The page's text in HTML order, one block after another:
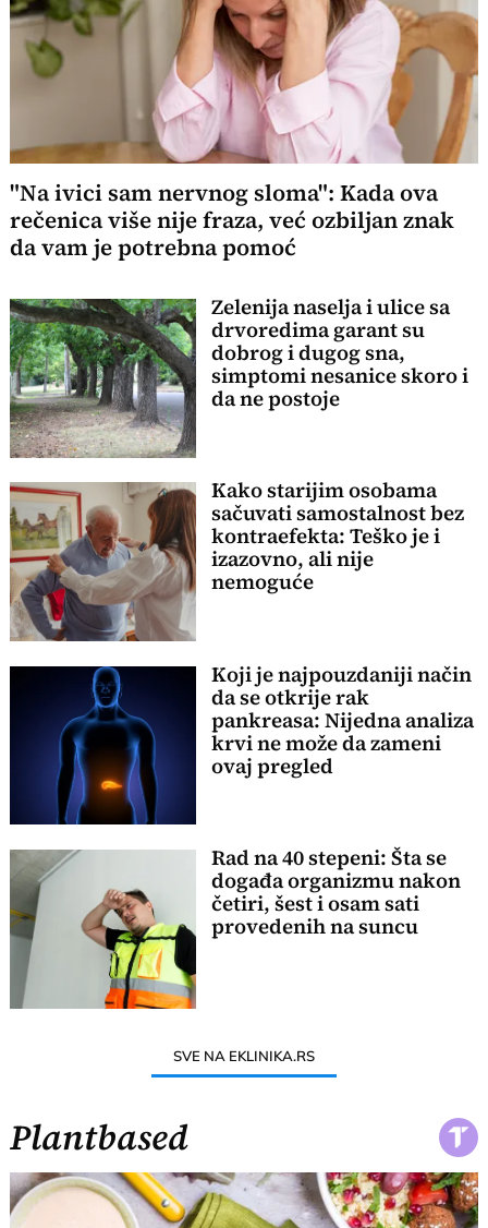
"Na ivici sam nervnog sloma": Kada ova
rečenica više nije fraza, već ozbiljan znak
da vam je potrebna pomoć
Zelenija naselja i ulice sa
drvoredima garant su
dobrog i dugog sna,
simptomi nesanice skoro i
da ne postoje
Kako starijim osobama
sačuvati samostalnost bez
kontraefekta: Teško je i
izazovno, ali nije
nemoguće
Koji je najpouzdaniji način
da se otkrije rak
pankreasa: Nijedna analiza
krvi ne može da zameni
ovaj pregled
Rad na 40 stepeni: Šta se
događa organizmu nakon
četiri, šest i osam sati
provedenih na suncu
SVE NA EKLINIKA.RS
Plantbased